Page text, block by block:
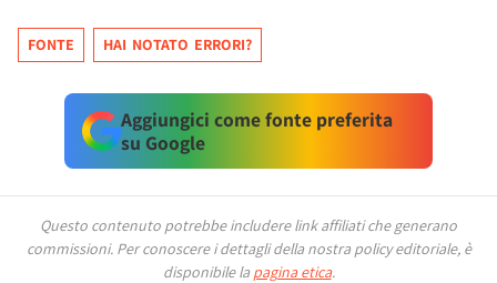
FONTE HAI NOTATO ERRORI?
Aggiungici come fonte preferita
su Google
Questo contenuto potrebbe includere link affiliati che generano
commissioni. Per conoscere i dettagli della nostra policy editoriale, è
disponibile la pagina etica.